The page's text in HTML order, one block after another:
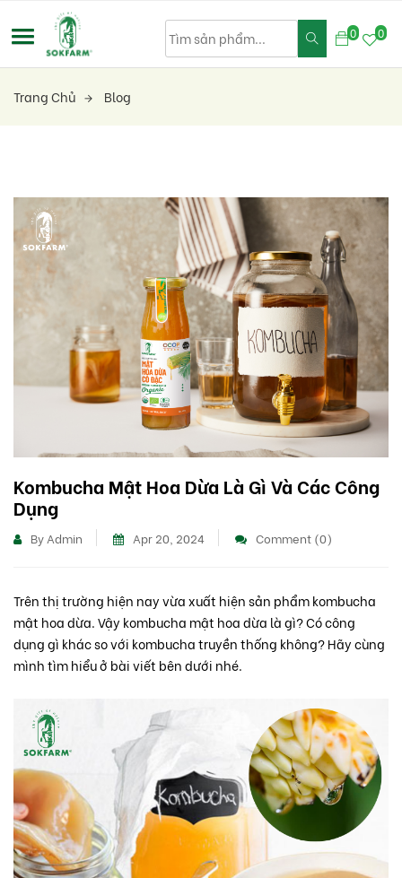
0 0
Trang Chủ Blog
Kombucha Mật Hoa Dừa Là Gì Và Các Công
Dụng
By Admin Apr 20, 2024 Comment (0)
Trên thị trường hiện nay vừa xuất hiện sản phẩm kombucha
mật hoa dừa. Vậy kombucha mật hoa dừa là gì? Có công
dụng gì khác so với kombucha truyền thống không? Hãy cùng
mình tìm hiểu ở bài viết bên dưới nhé.